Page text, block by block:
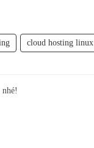
cloud hosting linux